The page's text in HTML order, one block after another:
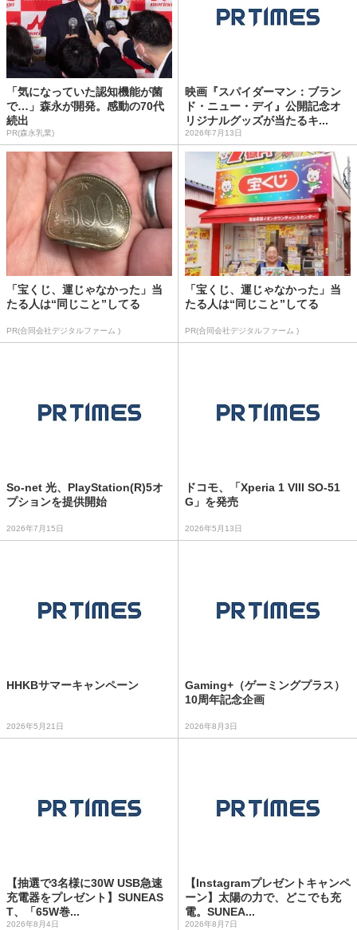
「気になっていた認知機能が菌
で…」森永が開発。感動の70代
続出
PR(森永乳業)
映画『スパイダーマン：ブラン
ド・ニュー・デイ』公開記念オ
リジナルグッズが当たるキ...
2026年7月13日
「宝くじ、運じゃなかった」当
たる人は“同じこと”してる
PR(合同会社デジタルファーム )
「宝くじ、運じゃなかった」当
たる人は“同じこと”してる
PR(合同会社デジタルファーム )
So-net 光、PlayStation(R)5オ
プションを提供開始
2026年7月15日
ドコモ、「Xperia 1 VIII SO-51
G」を発売
2026年5月13日
HHKBサマーキャンペーン
2026年5月21日
Gaming+（ゲーミングプラス）
10周年記念企画
2026年8月3日
【抽選で3名様に30W USB急速
充電器をプレゼント】SUNEAS
T、「65W巻...
2026年8月4日
【Instagramプレゼントキャンペ
ーン】太陽の力で、どこでも充
電。SUNEA...
2026年8月7日